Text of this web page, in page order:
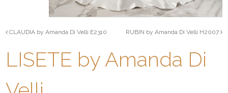
CLAUDIA by Amanda Di Velli E2310 RUBIN by Amanda Di Velli H2007
LISETE by Amanda Di